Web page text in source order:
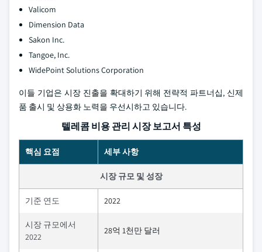
Valicom
Dimension Data
Sakon Inc.
Tangoe, Inc.
WidePoint Solutions Corporation
이들 기업은 시장 진출을 확대하기 위해 전략적 파트너십, 신제
품 출시 및 상용화 노력을 우선시하고 있습니다.
텔레콤 비용 관리 시장 보고서 특성
핵심 요점 세부 사항
시장 규모 및 성장
기준 연도 2022
시장 규모에서
2022
28억 1천만 달러